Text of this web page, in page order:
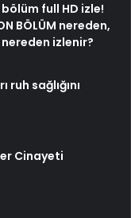
full HD izle!
BÖLÜM nereden,
izlenir?
ruh sağlığını
Cinayeti